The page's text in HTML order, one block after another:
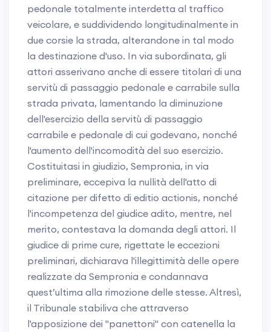
pedonale totalmente interdetta al traffico
veicolare, e suddividendo longitudinalmente in
due corsie la strada, alterandone in tal modo
la destinazione d'uso. In via subordinata, gli
attori asserivano anche di essere titolari di una
servitù di passaggio pedonale e carrabile sulla
strada privata, lamentando la diminuzione
dell'esercizio della servitù di passaggio
carrabile e pedonale di cui godevano, nonché
l'aumento dell'incomodità del suo esercizio.
Costituitasi in giudizio, Sempronia, in via
preliminare, eccepiva la nullità dell'atto di
citazione per difetto di editio actionis, nonché
l'incompetenza del giudice adito, mentre, nel
merito, contestava la domanda degli attori. Il
giudice di prime cure, rigettate le eccezioni
preliminari, dichiarava l'illegittimità delle opere
realizzate da Sempronia e condannava
quest’ultima alla rimozione delle stesse. Altresì,
il Tribunale stabiliva che attraverso
l'apposizione dei "panettoni" con catenella la